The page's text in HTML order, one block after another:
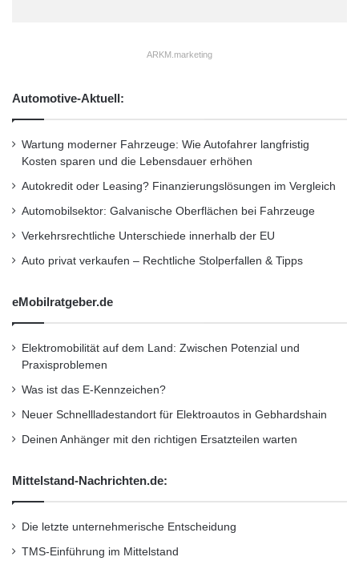
ARKM.marketing
Automotive-Aktuell:
Wartung moderner Fahrzeuge: Wie Autofahrer langfristig
Kosten sparen und die Lebensdauer erhöhen
Autokredit oder Leasing? Finanzierungslösungen im Vergleich
Automobilsektor: Galvanische Oberflächen bei Fahrzeuge
Verkehrsrechtliche Unterschiede innerhalb der EU
Auto privat verkaufen – Rechtliche Stolperfallen & Tipps
eMobilratgeber.de
Elektromobilität auf dem Land: Zwischen Potenzial und
Praxisproblemen
Was ist das E-Kennzeichen?
Neuer Schnellladestandort für Elektroautos in Gebhardshain
Deinen Anhänger mit den richtigen Ersatzteilen warten
Mittelstand-Nachrichten.de:
Die letzte unternehmerische Entscheidung
TMS-Einführung im Mittelstand